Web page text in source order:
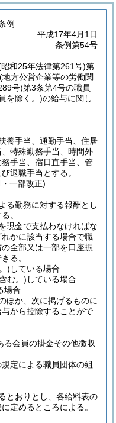
例
平成17年4月1日
条例第54号
和25年法律第261号)第
(地方公営企業等の労働関
号)第3条第4号の職員
を除く。)の給与に関し
養手当、通勤手当、住居
特殊勤務手当、時間外
手当、宿日直手当、管
退職手当とする。
一部改正)
る勤務に対する報酬とし
。
現金で支払わなければな
かに該当する場合で職
全部又は一部を口座振
る。
) している場合
む。) している場合
場合
ほか、次に掲げるものに
から控除することがで
会員の掛金その他徴収
定による職員団体の組
とおりとし、各給料表の
定めるところによる。